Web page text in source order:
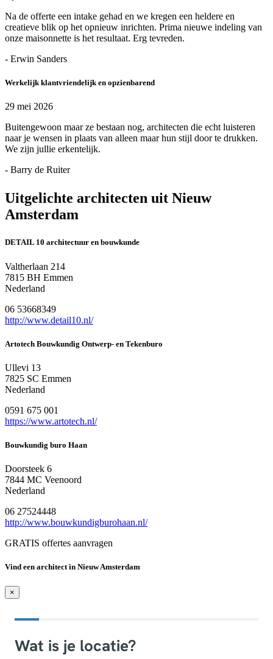
Na de offerte een intake gehad en we kregen een heldere en
creatieve blik op het opnieuw inrichten. Prima nieuwe indeling van
onze maisonnette is het resultaat. Erg tevreden.
- Erwin Sanders
Werkelijk klantvriendelijk en opzienbarend
29 mei 2026
Buitengewoon maar ze bestaan nog, architecten die echt luisteren
naar je wensen in plaats van alleen maar hun stijl door te drukken.
We zijn jullie erkentelijk.
- Barry de Ruiter
Uitgelichte architecten uit Nieuw
Amsterdam
DETAIL 10 architectuur en bouwkunde
Valtherlaan 214
7815 BH Emmen
Nederland
06 53668349
http://www.detail10.nl/
Artotech Bouwkundig Ontwerp- en Tekenburo
Ullevi 13
7825 SC Emmen
Nederland
0591 675 001
https://www.artotech.nl/
Bouwkundig buro Haan
Doorsteek 6
7844 MC Veenoord
Nederland
06 27524448
http://www.bouwkundigburohaan.nl/
GRATIS offertes aanvragen
Vind een architect in Nieuw Amsterdam
×